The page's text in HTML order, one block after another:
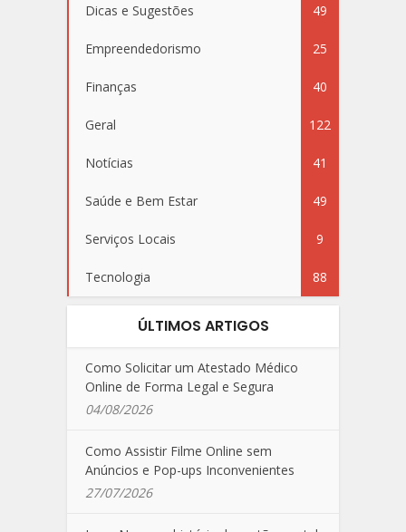
Dicas e Sugestões 49
Empreendedorismo 25
Finanças 40
Geral 122
Notícias 41
Saúde e Bem Estar 49
Serviços Locais 9
Tecnologia 88
ÚLTIMOS ARTIGOS
Como Solicitar um Atestado Médico
Online de Forma Legal e Segura
04/08/2026
Como Assistir Filme Online sem
Anúncios e Pop-ups Inconvenientes
27/07/2026